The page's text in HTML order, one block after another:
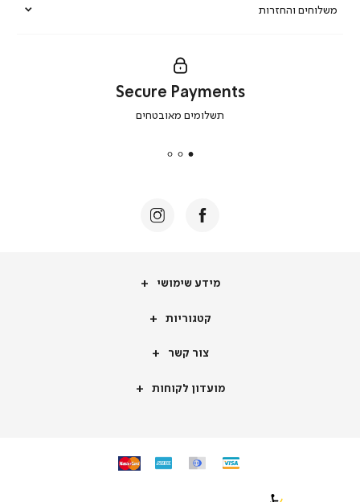
משלוחים והחזרות
secure
Secure Payments
תשלומים מאובטחים
מידע
מידע שימושי
קטגוריותקטגוריות
צור
צור קשר
מועדון
מועדון לקוחות